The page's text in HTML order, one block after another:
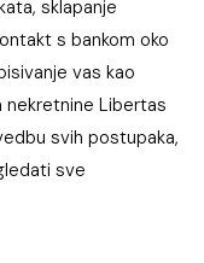
sklapanje
s bankom oko
vas kao
nekretnine Libertas
svih postupaka,
sve